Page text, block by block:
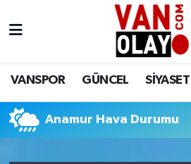
VANSPOR GÜNCEL SİYASET
Anamur Hava Durumu
Siyaset
Ekonomi
Van Nöbetçi Eczaneler
Van Namaz Vakitleri
Van Trafik Yoğunluk